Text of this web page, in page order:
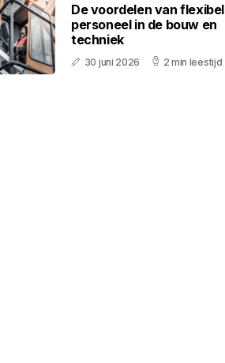
De voordelen van flexibel
personeel in de bouw en
techniek
30 juni 2026 2 min leestijd